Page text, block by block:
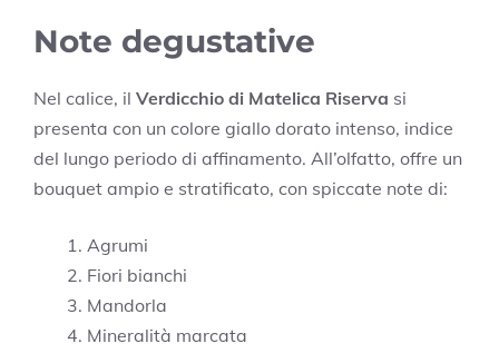
Note degustative
Nel calice, il Verdicchio di Matelica Riserva si
presenta con un colore giallo dorato intenso, indice
del lungo periodo di affinamento. All’olfatto, offre un
bouquet ampio e stratificato, con spiccate note di:
Agrumi
Fiori bianchi
Mandorla
Mineralità marcata